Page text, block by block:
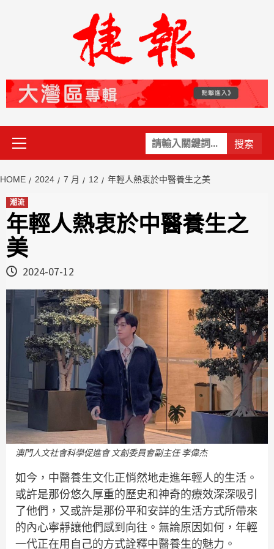
關
鍵
Primary
Menu
HOME 2024 7 月 12 年輕人熱衷於中醫養生之美
潮流
年輕人熱衷於中醫養生之
美
2024-07-12
澳門人文社會科學促進會 文創委員會副主任 李偉杰
如今，中醫養生文化正悄然地走進年輕人的生活。
或許是那份悠久厚重的歷史和神奇的療效深深吸引
了他們，又或許是那份平和安詳的生活方式所帶來
的內心寧靜讓他們感到向往。無論原因如何，年輕
一代正在用自己的方式詮釋中醫養生的魅力。